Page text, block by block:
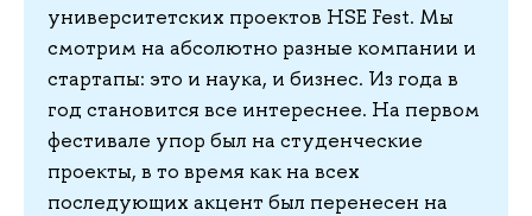
университетских проектов HSE Fest. Мы
смотрим на абсолютно разные компании и
стартапы: это и наука, и бизнес. Из года в
год становится все интереснее. На первом
фестивале упор был на студенческие
проекты, в то время как на всех
последующих акцент был перенесен на